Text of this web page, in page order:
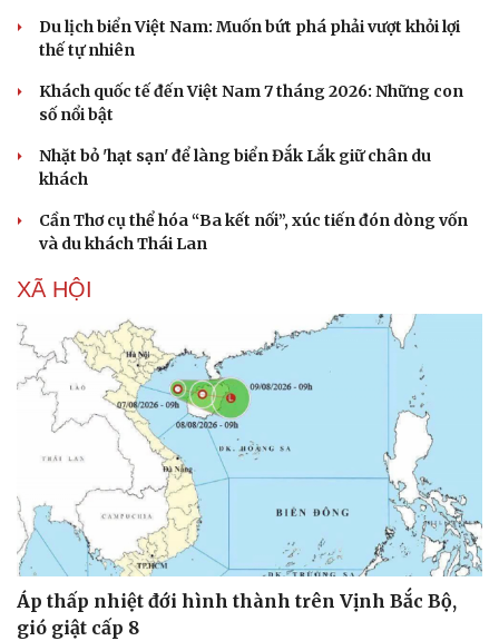
Văn học
Âm nhạc
Thời trang
Du lịch biển Việt Nam: Muốn bứt phá phải vượt khỏi lợi
thế tự nhiên
Khách quốc tế đến Việt Nam 7 tháng 2026: Những con
số nổi bật
Nhặt bỏ 'hạt sạn' để làng biển Đắk Lắk giữ chân du
khách
Cần Thơ cụ thể hóa “Ba kết nối”, xúc tiến đón dòng vốn
và du khách Thái Lan
XÃ HỘI
Áp thấp nhiệt đới hình thành trên Vịnh Bắc Bộ,
gió giật cấp 8